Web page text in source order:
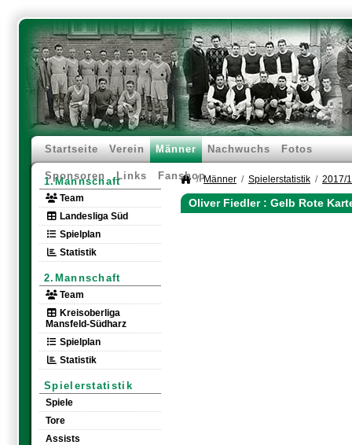
Startseite Verein Männer Nachwuchs Fotos
Sponsoren Links Fanshop
1.Mannschaft
Team
Landesliga Süd
Spielplan
Statistik
2.Mannschaft
Team
Kreisoberliga
Mansfeld-Südharz
Spielplan
Statistik
Spielerstatistik
Spiele
Tore
Assists
Männer Spielerstatistik 2017/
Oliver Fiedler : Gelb Rote